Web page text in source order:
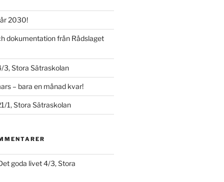
2030!
dokumentation från Rådslaget
3, Stora Sätraskolan
– bara en månad kvar!
1, Stora Sätraskolan
goda livet 4/3, Stora